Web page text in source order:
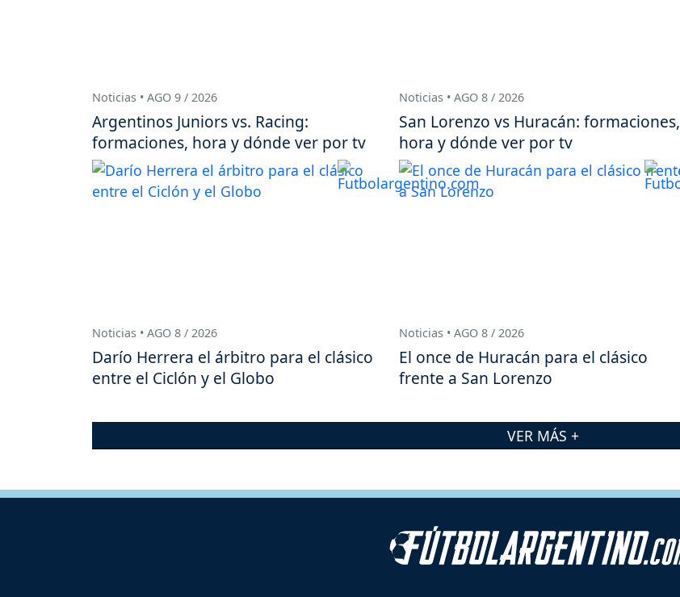
Noticias • AGO 9 / 2026
Argentinos Juniors vs. Racing:
formaciones, hora y dónde ver por tv
Noticias • AGO 8 / 2026
San Lorenzo vs Huracán: formaciones,
hora y dónde ver por tv
Noticias • AGO 8 / 2026
Darío Herrera el árbitro para el clásico
entre el Ciclón y el Globo
Noticias • AGO 8 / 2026
El once de Huracán para el clásico
frente a San Lorenzo
VER MÁS +